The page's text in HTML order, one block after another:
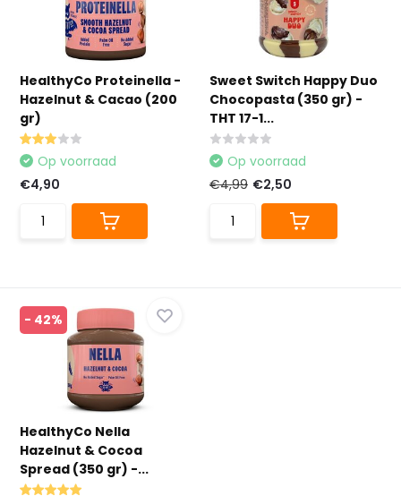
HealthyCo Proteinella -
Hazelnut & Cacao (200
gr)
Op voorraad
€4,90
Sweet Switch Happy Duo
Chocopasta (350 gr) -
THT 17-1...
Op voorraad
€4,99 €2,50
- 42%
HealthyCo Nella
Hazelnut & Cocoa
Spread (350 gr) -...